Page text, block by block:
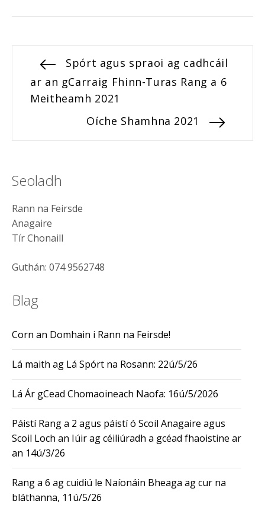
Post
navigation
Previous
post:
Spórt agus spraoi ag cadhcáil
ar an gCarraig Fhinn-Turas Rang a 6
Meitheamh 2021
Next
Oíche Shamhna 2021
Seoladh
Rann na Feirsde
Anagaire
Tír Chonaill
Guthán: 074 9562748
Blag
Corn an Domhain i Rann na Feirsde!
Lá maith ag Lá Spórt na Rosann: 22ú/5/26
Lá Ár gCead Chomaoineach Naofa: 16ú/5/2026
Páistí Rang a 2 agus páistí ó Scoil Anagaire agus
Scoil Loch an Iúir ag céiliúradh a gcéad fhaoistine ar
an 14ú/3/26
Rang a 6 ag cuidiú le Naíonáin Bheaga ag cur na
bláthanna, 11ú/5/26